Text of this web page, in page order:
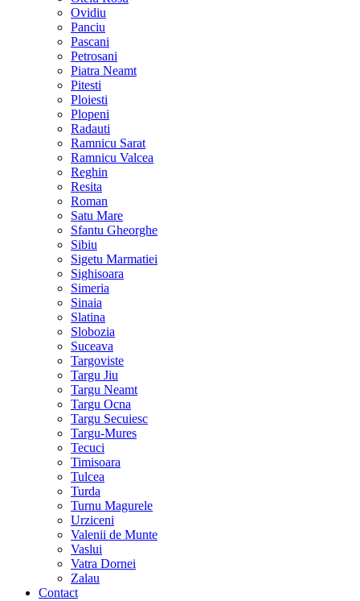
Ovidiu
Panciu
Pascani
Petrosani
Piatra Neamt
Pitesti
Ploiesti
Plopeni
Radauti
Ramnicu Sarat
Ramnicu Valcea
Reghin
Resita
Roman
Satu Mare
Sfantu Gheorghe
Sibiu
Sigetu Marmatiei
Sighisoara
Simeria
Sinaia
Slatina
Slobozia
Suceava
Targoviste
Targu Jiu
Targu Neamt
Targu Ocna
Targu Secuiesc
Targu-Mures
Tecuci
Timisoara
Tulcea
Turda
Turnu Magurele
Urziceni
Valenii de Munte
Vaslui
Vatra Dornei
Zalau
Contact